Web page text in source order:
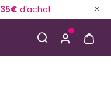
35€d’achat